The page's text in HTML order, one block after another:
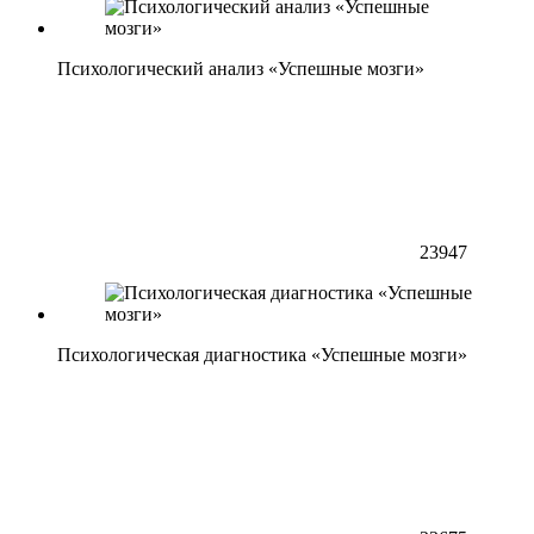
Психологический анализ «Успешные мозги»
23947
Психологическая диагностика «Успешные мозги»